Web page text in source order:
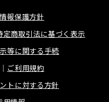
報保護方針
定商取引法に基づく表示
等に関する手続
ご利用規約
トに対する方針